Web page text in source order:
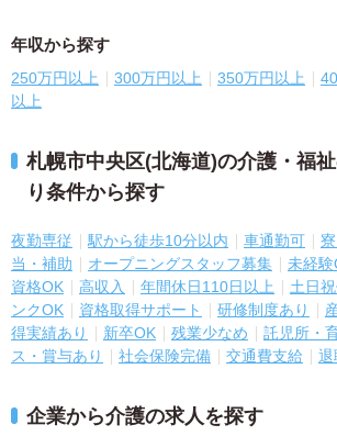
年収から探す
250万円以上 300万円以上 350万円以上
以上
札幌市中央区(北海道)の介護・福
り条件から探す
夜勤専従 駅から徒歩10分以内 車通勤可
当・補助
オープニングスタッフ募集 未経験
資格OK
高収入 年間休日110日以上 土日
ンクOK
資格取得サポート 研修制度あり
得実績あり
新卒OK 残業少なめ 託児所・
ス・賞与あり
社会保険完備 交通費支給 退
企業から介護の求人を探す